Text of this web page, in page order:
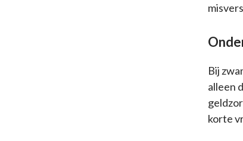
Bij
alleen
korte